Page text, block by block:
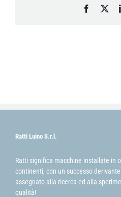
Facebook
Ratti Luino S.r.l.
Ratti significa macchine installate in
continenti, con un successo
assegnato alla ricerca ed alla
qualità!